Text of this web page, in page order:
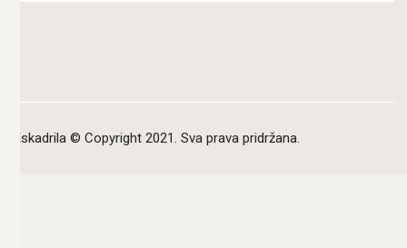
Eskadrila © Copyright 2021. Sva prava pridržana.